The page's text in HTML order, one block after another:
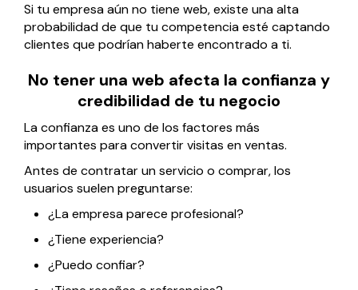
Si tu empresa aún no tiene web, existe una alta
probabilidad de que tu competencia esté captando
clientes que podrían haberte encontrado a ti.
No tener una web afecta la confianza y
credibilidad de tu negocio
La confianza es uno de los factores más
importantes para convertir visitas en ventas.
Antes de contratar un servicio o comprar, los
usuarios suelen preguntarse:
¿La empresa parece profesional?
¿Tiene experiencia?
¿Puedo confiar?